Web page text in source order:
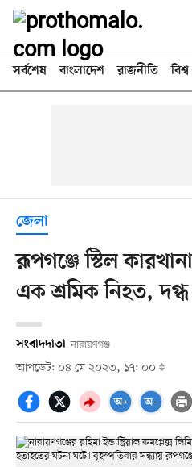
সর্বশেষ বাংলাদেশ রাজনীতি বিশ্ব
জেলা
রূপগঞ্জে স্টিল
এক শ্রমিক নিহত,
সংবাদদাতা নারায়ণগঞ্জ
আপডেট: ০৪ মে ২০২৩, ১৭: ০০